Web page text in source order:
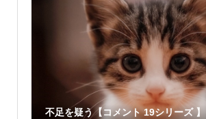
不足を疑う【コメント 19シリーズ 】